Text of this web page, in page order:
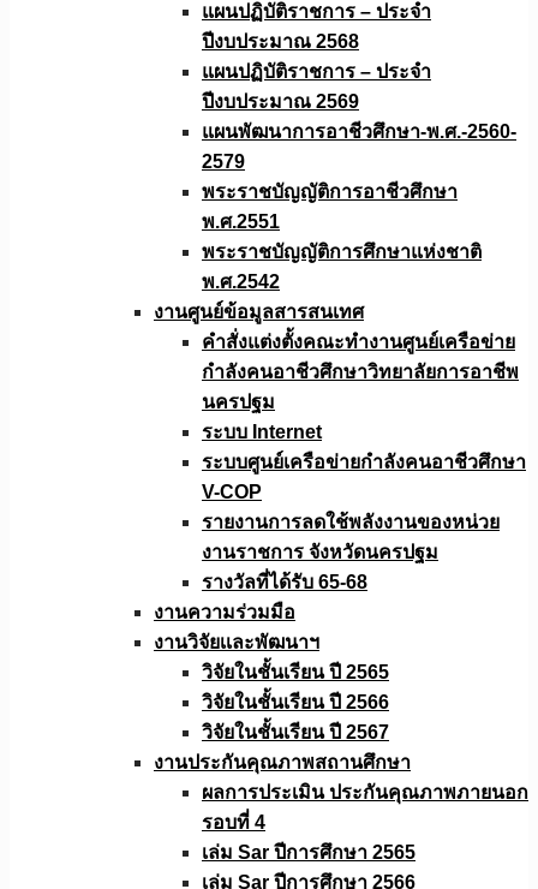
แผนปฏิบัติราชการ – ประจำ
ปีงบประมาณ 2568
แผนปฏิบัติราชการ – ประจำ
ปีงบประมาณ 2569
แผนพัฒนาการอาชีวศึกษา-พ.ศ.-2560-
2579
พระราชบัญญัติการอาชีวศึกษา
พ.ศ.2551
พระราชบัญญัติการศึกษาแห่งชาติ
พ.ศ.2542
งานศูนย์ข้อมูลสารสนเทศ
คำสั่งแต่งตั้งคณะทำงานศูนย์เครือข่าย
กำลังคนอาชีวศึกษาวิทยาลัยการอาชีพ
นครปฐม
ระบบ Internet
ระบบศูนย์เครือข่ายกำลังคนอาชีวศึกษา
V-COP
รายงานการลดใช้พลังงานของหน่วย
งานราชการ จังหวัดนครปฐม
รางวัลที่ได้รับ 65-68
งานความร่วมมือ
งานวิจัยเเละพัฒนาฯ
วิจัยในชั้นเรียน ปี 2565
วิจัยในชั้นเรียน ปี 2566
วิจัยในชั้นเรียน ปี 2567
งานประกันคุณภาพสถานศึกษา
ผลการประเมิน ประกันคุณภาพภายนอก
รอบที่ 4
เล่ม Sar ปีการศึกษา 2565
เล่ม Sar ปีการศึกษา 2566